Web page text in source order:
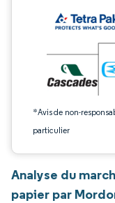
*Avis de non-
particulier
Analyse du
papier par